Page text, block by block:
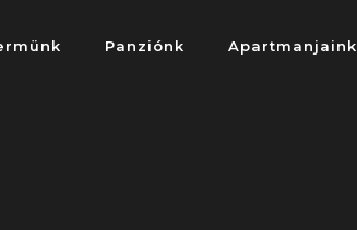
Panziónk Apartmanjaink